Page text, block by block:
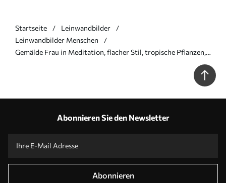
Startseite
Leinwandbilder
Leinwandbilder Menschen
Gemälde Frau in Meditation, flacher Stil, tropische Pflanzen,
Abonnieren Sie den Newsletter
Abonnieren